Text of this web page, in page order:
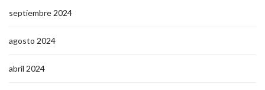
septiembre 2024
agosto 2024
abril 2024